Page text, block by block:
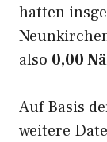
hatten
also 0,00
Auf Basis
weitere